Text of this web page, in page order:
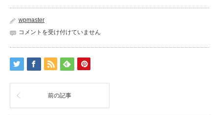
wpmaster
item145293450_02
コメントを受け付けていません
前の記事